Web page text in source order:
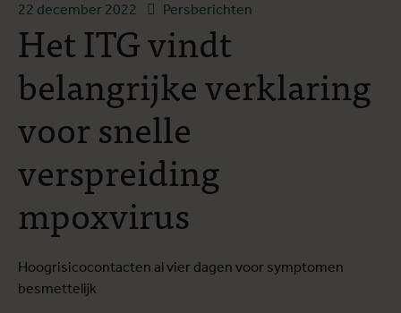
22 december 2022 Persberichten
Het ITG vindt
belangrijke verklaring
voor snelle
verspreiding
mpoxvirus
Hoogrisicocontacten al vier dagen voor symptomen
besmettelijk